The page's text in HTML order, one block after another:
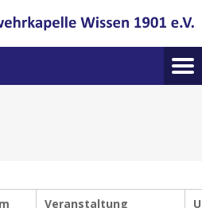
Veranstaltung